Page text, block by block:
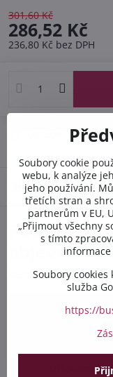
301,60 Kč
286,52 Kč
236,80 Kč bez DPH
Diskuse 0
Kontaktujte nás PO-
+420 412
+420 602
Soubory cookie
webu, k analýze
jeho používání.
třetích stran a
partnerům v EU,
„Přijmout všechny
s tímto
Soubory
služba
https://